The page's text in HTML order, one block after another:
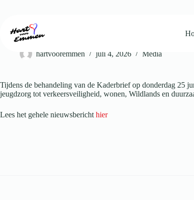
inhoud
Kaderbrief Emmen: partijen zetten hun prioriteiten op een rij
hartvooremmen juli 4, 2026 Media
Tijdens de behandeling van de Kaderbrief op donderdag 25
jeugdzorg tot verkeersveiligheid, wonen, Wildlands en
Lees het gehele nieuwsbericht hier